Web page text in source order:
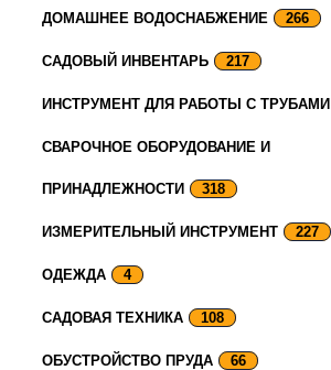
ДОМАШНЕЕ ВОДОСНАБЖЕНИЕ 266
САДОВЫЙ ИНВЕНТАРЬ 217
ИНСТРУМЕНТ ДЛЯ РАБОТЫ С ТРУБАМИ
СВАРОЧНОЕ ОБОРУДОВАНИЕ И
ПРИНАДЛЕЖНОСТИ 318
ИЗМЕРИТЕЛЬНЫЙ ИНСТРУМЕНТ 227
ОДЕЖДА 4
САДОВАЯ ТЕХНИКА 108
ОБУСТРОЙСТВО ПРУДА 66